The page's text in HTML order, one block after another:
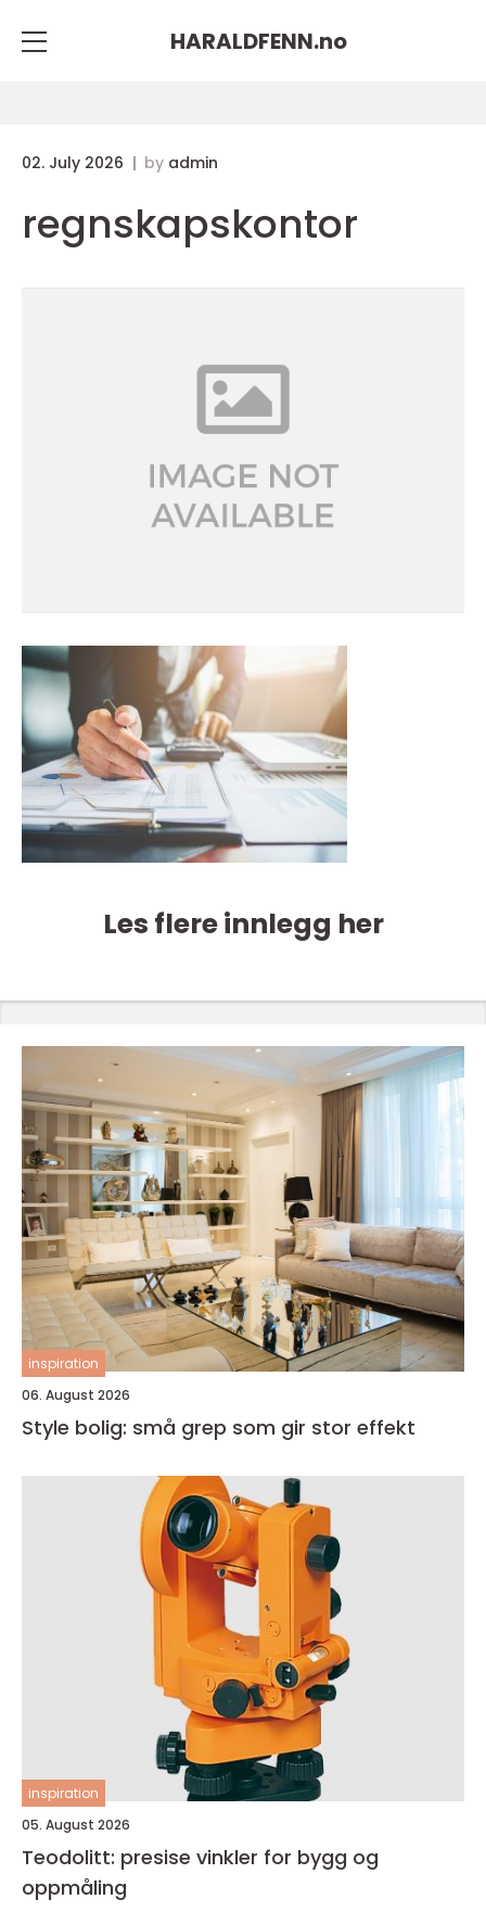
HARALDFENN.no
02. July 2026 by admin
regnskapskontor
Les flere innlegg her
inspiration
06. August 2026
Style bolig: små grep som gir stor effekt
inspiration
05. August 2026
Teodolitt: presise vinkler for bygg og
oppmåling